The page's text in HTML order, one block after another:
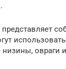
низины, овраги